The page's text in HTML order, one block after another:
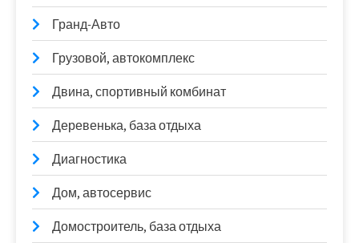
Гранд-Авто
Грузовой, автокомплекс
Двина, спортивный комбинат
Деревенька, база отдыха
Диагностика
Дом, автосервис
Домостроитель, база отдыха